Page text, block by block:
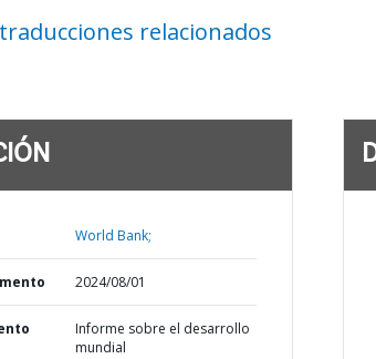
relacionados
World Bank;
2024/08/01
Informe sobre el desarrollo
mundial